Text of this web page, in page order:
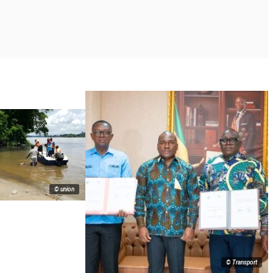
© Transport
© union